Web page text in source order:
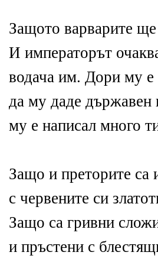
Защото варварите
И императорът
водача им. Дори му е
да му даде държавен
му е написал много
Защо и преторите са
с червените си
Защо са гривни
и пръстени с